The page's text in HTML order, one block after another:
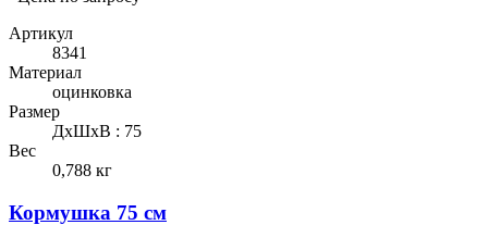
Артикул
8341
Материал
оцинковка
Размер
ДхШхВ : 75
Вес
0,788 кг
Кормушка 75 см